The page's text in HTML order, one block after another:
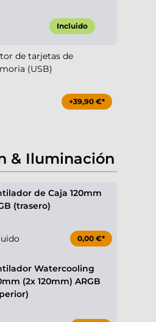
Incluido
de tarjetas de
(USB)
+39,90 €*
& Iluminación
de Caja 120mm
(trasero)
0,00 €*
Watercooling
(2x 120mm) ARGB